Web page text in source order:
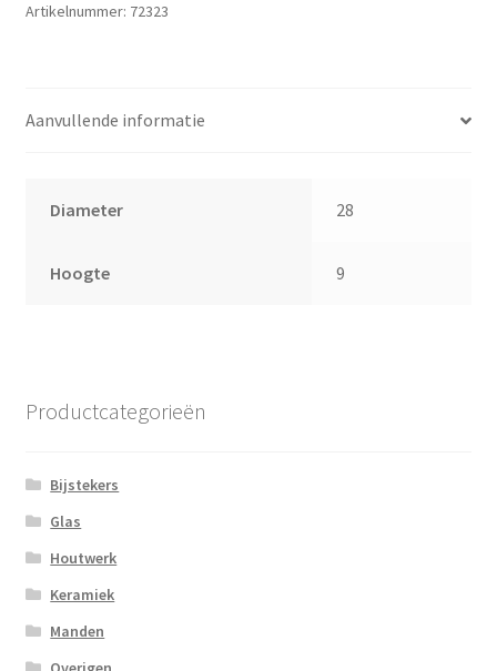
Artikelnummer: 72323
Aanvullende informatie
Diameter 28
Hoogte 9
Productcategorieën
Bijstekers
Glas
Houtwerk
Keramiek
Manden